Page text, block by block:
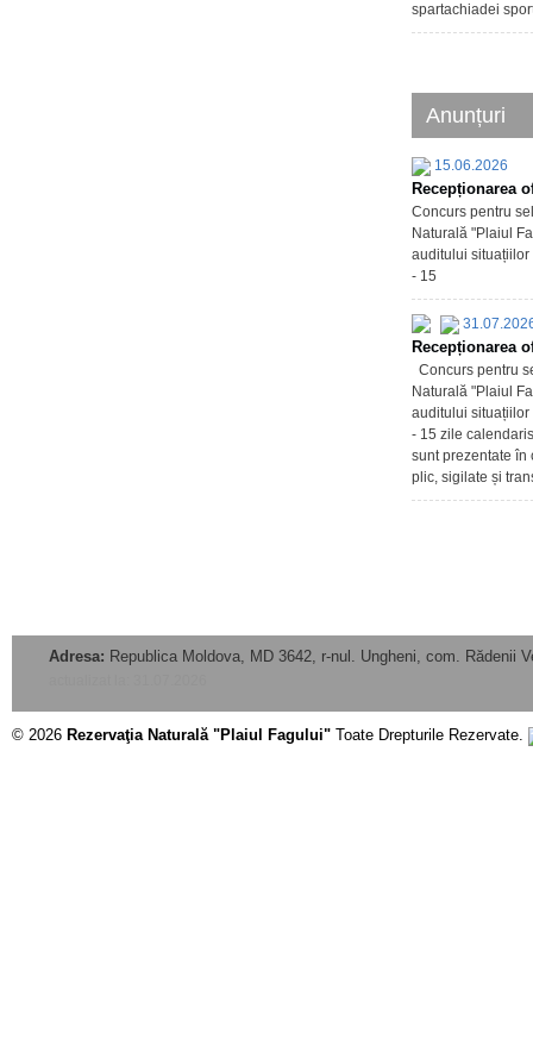
spartachiadei
Anunțuri
15.06.2026
Recepționarea
Concurs pentru
Naturală "Plaiul
auditului situațiilor
- 15
Recepționarea
Concurs pentru
Naturală "Plaiul
auditului situațiilor
- 15 zile
sunt prezentate în
plic, sigilate și
Adresa: Republica Moldova, MD 3642, r-nul. Ungheni, com. Rădenii
© 2026 Rezervaţia Naturală "Plaiul Fagului" Toate Drepturile Rezervate.